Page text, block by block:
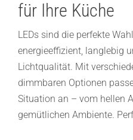
für Ihre Küche
LEDs sind die perfekte
energieeffizient, langlebig
Lichtqualität. Mit
dimmbaren Optionen
Situation an – vom hellen
gemütlichen Ambiente.